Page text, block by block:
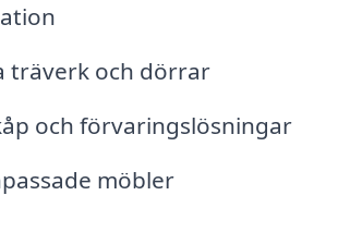
träverk och dörrar
och förvaringslösningar
möbler